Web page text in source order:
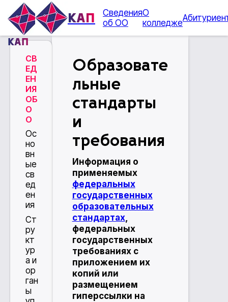
КАП
КАП
Сведения
об ОО
О
колледже
СВ
ЕД
ЕН
ИЯ
ОБ
О
О
Ос
но
вн
ые
св
ед
ен
ия
Ст
ру
кт
ур
а и
ор
ган
ы
Образовате
льные
стандарты
и
требования
Информация о
применяемых
федеральных
государственных
образовательных
стандартах,
федеральных
государственных
требованиях с
приложением их
копий или
размещением
гиперссылки на